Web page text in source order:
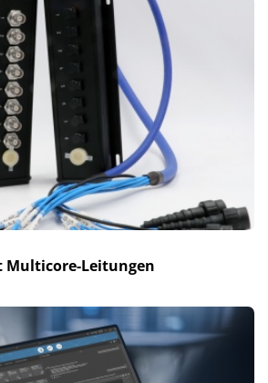
Multicore-Leitungen